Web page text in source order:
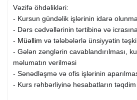
Vəzifə öhdəlikləri:
- Kursun gündəlik işlərinin idarə
- Dərs cədvəllərinin tərtibinə və
- Müəllim və tələbələrlə ünsiyyətin
- Gələn zənglərin cavablandırılması,
məlumatın verilməsi
- Sənədləşmə və ofis işlərinin
- Kurs rəhbərliyinə hesabatların